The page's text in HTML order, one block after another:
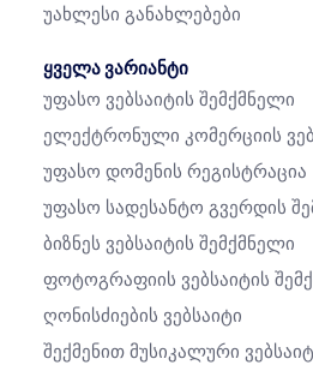
Უახლესი Განახლებები
ყველა ვარიანტი
Უფასო Ვებსაიტის Შემქმნელი
Ელექტრონული Კომერციის
Უფასო Დომენის Რეგისტრაცია
Უფასო Სადესანტო Გვერდის
Ბიზნეს Ვებსაიტის Შემქმნელი
Ფოტოგრაფიის Ვებსაიტის
Ღონისძიების Ვებსაიტი
Შექმენით Მუსიკალური